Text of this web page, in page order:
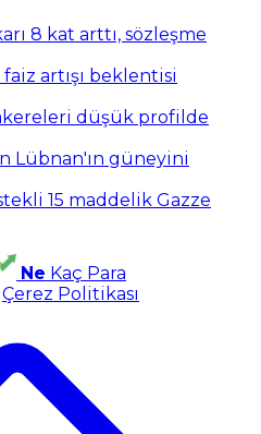
8 kat arttı, sözleşme
artışı beklentisi
düşük profilde
Lübnan'ın güneyini
15 maddelik Gazze
Ne Kaç Para
Çerez Politikası